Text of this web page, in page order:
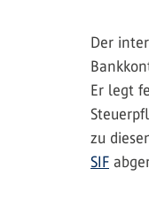
Der
Er legt
zu
SIF